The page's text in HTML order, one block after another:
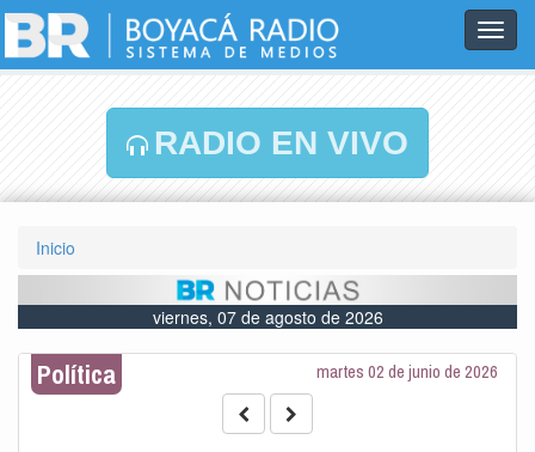
RADIO EN VIVO
Inicio
viernes, 07 de agosto de 2026
Política martes 02 de junio de 2026